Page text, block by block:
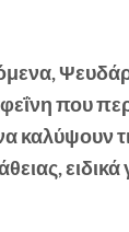
που
καλύψουν
ειδικά